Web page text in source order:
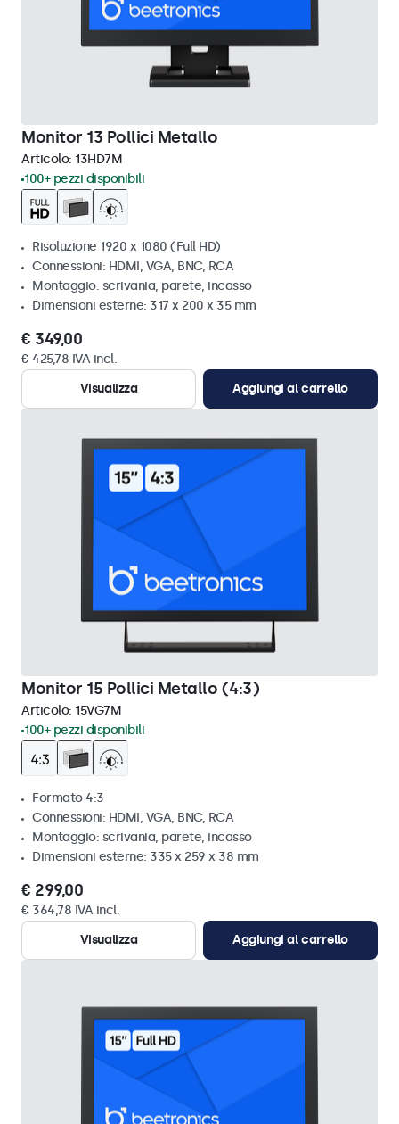
Monitor 13 Pollici Metallo
Articolo: 13HD7M
100+ pezzi disponibili
Risoluzione 1920 x 1080 (Full HD)
Connessioni: HDMI, VGA, BNC, RCA
Montaggio: scrivania, parete, incasso
Dimensioni esterne: 317 x 200 x 35 mm
€ 349,00
€ 425,78 IVA incl.
Visualizza
Aggiungi al carrello
Monitor 15 Pollici Metallo (4:3)
Articolo: 15VG7M
100+ pezzi disponibili
Formato 4:3
Connessioni: HDMI, VGA, BNC, RCA
Montaggio: scrivania, parete, incasso
Dimensioni esterne: 335 x 259 x 38 mm
€ 299,00
€ 364,78 IVA incl.
Visualizza
Aggiungi al carrello